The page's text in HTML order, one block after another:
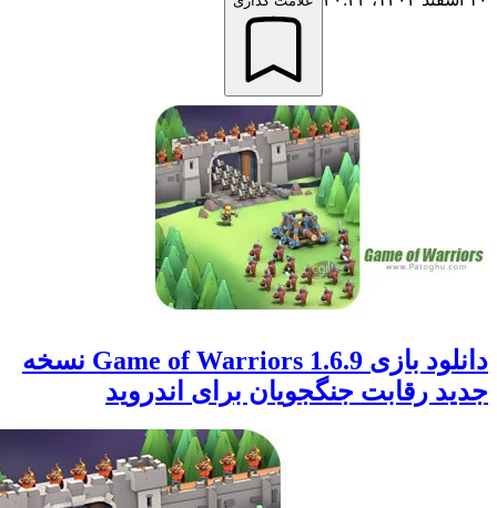
دانلود بازی Game of Warriors 1.6.9 نسخه
رقابت جنگجویان برای اندروید